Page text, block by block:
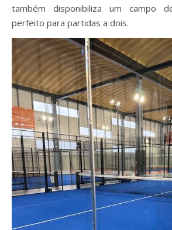
também disponibiliza um campo
perfeito para partidas a dois.